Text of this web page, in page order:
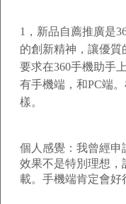
1， 新品自薦推廣是
的創新精神，讓優質
要求在360手機助手
有手機端，和PC端
樣。
個人感覺：我曾經申
效果不是特別理想，
載。手機端肯定會好